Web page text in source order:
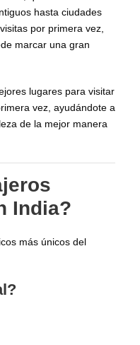
hasta ciudades
por primera vez,
marcar una gran
lugares para visitar
vez, ayudándote a
de la mejor manera
India?
más únicos del